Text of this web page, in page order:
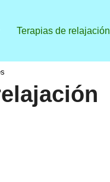
Terapias de relajación